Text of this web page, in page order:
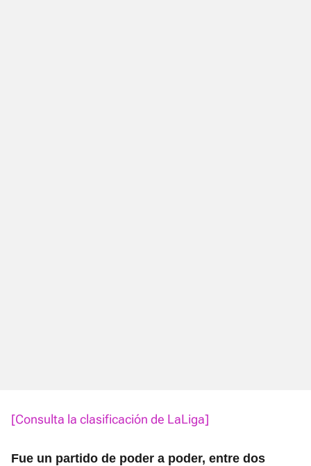
[Consulta la clasificación de LaLiga]
Fue un partido de poder a poder, entre dos